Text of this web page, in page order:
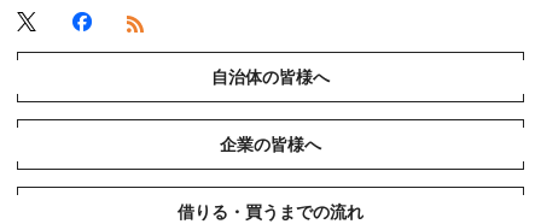
自治体の皆様へ
企業の皆様へ
借りる・買うまでの流れ